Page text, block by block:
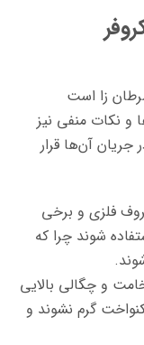
زا است
و نکات منفی نیز
جریان آن‌ها قرار
فلزی و برخی
شوند چرا که
و چگالی بالایی
گرم نشوند و